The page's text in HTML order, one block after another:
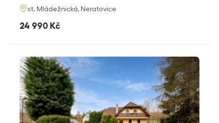
adresa
st. Mládežnická, Neratovice
cena
24 990 Kč